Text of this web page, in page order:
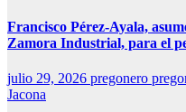
Francisco Pérez-Ayala,
Zamora Industrial, para el
julio 29, 2026 pregonero
Jacona